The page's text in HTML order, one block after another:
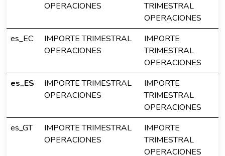
OPERACIONES
TRIMESTRAL
OPERACIONES
es_EC
IMPORTE TRIMESTRAL
OPERACIONES
IMPORTE
TRIMESTRAL
OPERACIONES
es_ES
IMPORTE TRIMESTRAL
OPERACIONES
IMPORTE
TRIMESTRAL
OPERACIONES
es_GT
IMPORTE TRIMESTRAL
OPERACIONES
IMPORTE
TRIMESTRAL
OPERACIONES